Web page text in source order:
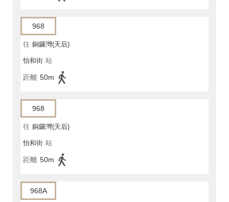
968
往 銅鑼灣(天后)
怡和街 站
距離 50m
968
往 銅鑼灣(天后)
怡和街 站
距離 50m
968A